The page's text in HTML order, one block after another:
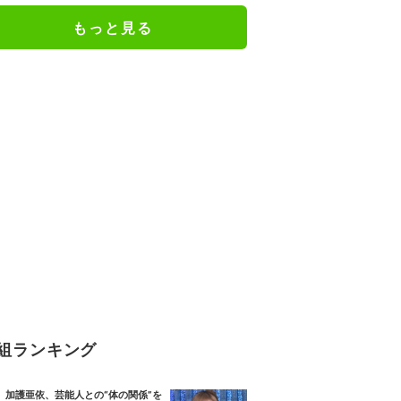
もっと見る
ランキング
加護亜依、芸能人との“体の関係”を